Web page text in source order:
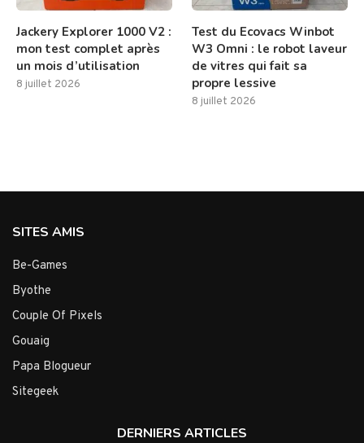
Jackery Explorer 1000 V2 :
mon test complet après
un mois d’utilisation
8 juillet 2026
Test du Ecovacs Winbot
W3 Omni : le robot laveur
de vitres qui fait sa
propre lessive
8 juillet 2026
SITES AMIS
Be-Games
Byothe
Couple Of Pixels
Gouaig
Papa Blogueur
Sitegeek
DERNIERS ARTICLES